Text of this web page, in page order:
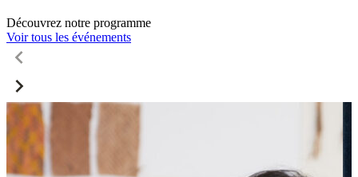
Découvrez notre programme
Voir tous les événements